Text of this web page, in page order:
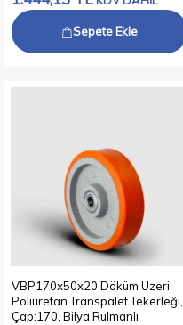
Sepete Ekle
VBP170x50x20 Döküm Üzeri
Poliüretan Transpalet Tekerleği,
Çap:170, Bilya Rulmanlı